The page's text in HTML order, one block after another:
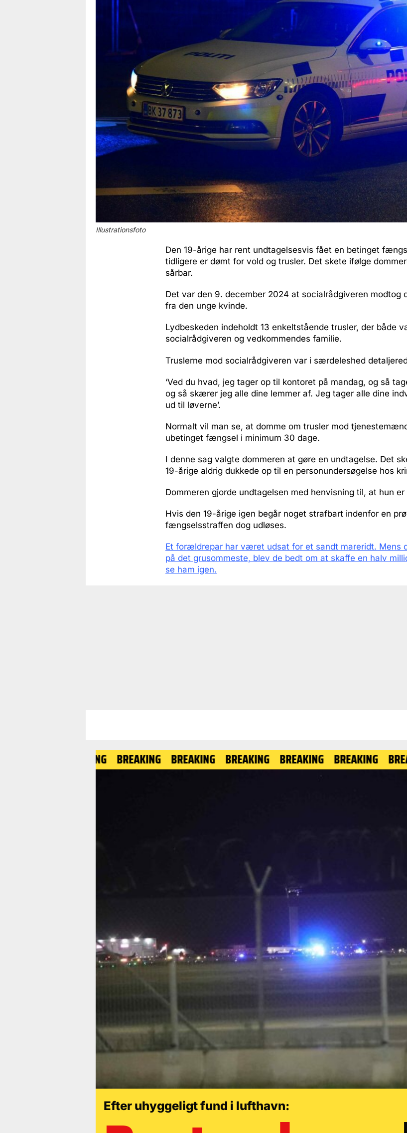
Illustrationsfoto
Den 19-årige har rent undtagelsesvis fået en betinget
tidligere er dømt for vold og trusler. Det skete ifølge
sårbar.
Det var den 9. december 2024 at socialrådgiveren modtog
fra den unge kvinde.
Lydbeskeden indeholdt 13 enkeltstående trusler, der både
socialrådgiveren og vedkommendes familie.
Truslerne mod socialrådgiveren var i særdeleshed
‘Ved du hvad, jeg tager op til kontoret på mandag, og så
og så skærer jeg alle dine lemmer af. Jeg tager alle dine
ud til løverne’.
Normalt vil man se, at domme om trusler mod
ubetinget fængsel i minimum 30 dage.
I denne sag valgte dommeren at gøre en undtagelse. Det
19-årige aldrig dukkede op til en personundersøgelse hos
Dommeren gjorde undtagelsen med henvisning til, at hun
Hvis den 19-årige igen begår noget strafbart indenfor en
fængselsstraffen dog udløses.
Et forældrepar har været udsat for et sandt mareridt. Mens
på det grusommeste, blev de bedt om at skaffe en halv
se ham igen.
BREAKING BREAKING BREAKING BREAKING BREAKING BREAKING
Efter uhyggeligt fund i lufthavn: